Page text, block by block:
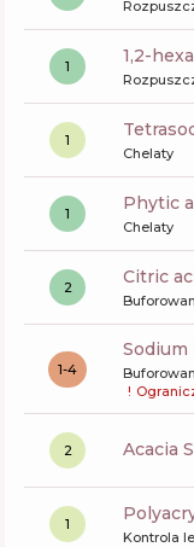
1 1,2-
1
Chelaty
1 phytic
Chelaty
2 citric
1-4
!
2 Acacia
1
Kontrola